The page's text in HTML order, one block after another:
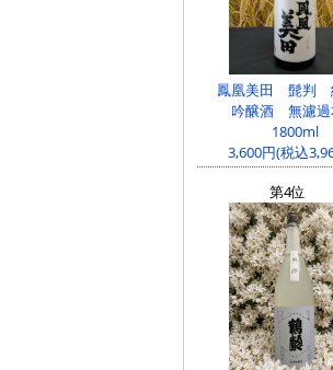
鳳凰美田 髭判
吟醸酒 無濾過
1800ml
3,600円(税込
第4位